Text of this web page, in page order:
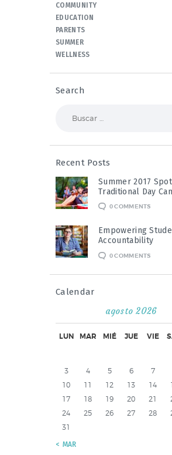
COMMUNITY
EDUCATION
PARENTS
SUMMER
WELLNESS
Search
Recent Posts
Summer 2017
Traditional Day
0COMMENTS
Empowering
Accountability
0COMMENTS
Calendar
agosto 2026
LUN MAR MIÉ JUE VIE
3
4 5 6 7
10
11 12 13 14
17
18 19 20 21
24
25 26 27 28
31
« MAR